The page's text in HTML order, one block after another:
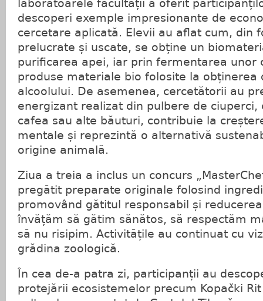
laboratoarele facultății a oferit
descoperi exemple impresionante de
cercetare aplicată. Elevii au aflat cum, din
prelucrate și uscate, se obține un
purificarea apei, iar prin fermentarea unor
produse materiale bio folosite la obținerea
alcoolului. De asemenea, cercetătorii au
energizant realizat din pulbere de ciuperci,
cafea sau alte băuturi, contribuie la
mentale și reprezintă o alternativă
origine animală.
Ziua a treia a inclus un concurs
pregătit preparate originale folosind
promovând gătitul responsabil și
învățăm să gătim sănătos, să respectăm
să nu risipim. Activitățile au continuat cu
grădina zoologică.
În cea de-a patra zi, participanții au
protejării ecosistemelor precum Kopački